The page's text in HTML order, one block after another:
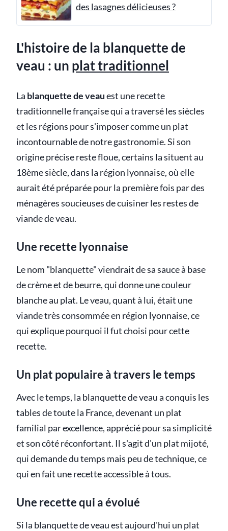
des lasagnes délicieuses ?
L'histoire de la blanquette de
veau : un plat traditionnel
La blanquette de veauest une recette
traditionnelle française qui a traversé les siècles
et les régions pour s'imposer comme un plat
incontournable de notre gastronomie. Si son
origine précise reste floue, certains la situent au
18ème siècle, dans la région lyonnaise, où elle
aurait été préparée pour la première fois par des
ménagères soucieuses de cuisiner les restes de
viande de veau.
Une recette lyonnaise
Le nom "blanquette" viendrait de sa sauce à base
de crème et de beurre, qui donne une couleur
blanche au plat. Le veau, quant à lui, était une
viande très consommée en région lyonnaise, ce
qui explique pourquoi il fut choisi pour cette
recette.
Un plat populaire à travers le temps
Avec le temps, la blanquette de veau a conquis les
tables de toute la France, devenant un plat
familial par excellence, apprécié pour sa simplicité
et son côté réconfortant. Il s'agit d'un plat mijoté,
qui demande du temps mais peu de technique, ce
qui en fait une recette accessible à tous.
Une recette qui a évolué
Si la blanquette de veau est aujourd'hui un plat